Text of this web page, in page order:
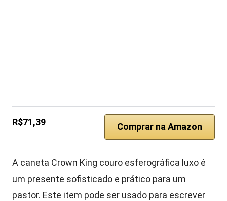
R$71,39 Comprar na Amazon
A caneta Crown King couro esferográfica luxo é
um presente sofisticado e prático para um
pastor. Este item pode ser usado para escrever